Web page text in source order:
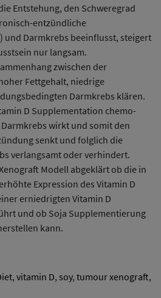
Entstehung, den Schweregrad
entzündliche
und Darmkrebs beeinflusst, steigert
nur langsam.
zwischen der
Fettgehalt, niedrige
Darmkrebs klären.
D Supplementation chemo-
Darmkrebs wirkt und somit den
senkt und folglich die
verlangsamt oder verhindert.
Modell abgeklärt ob die in
Expression des Vitamin D
erniedrigten Vitamin D
und ob Soja Supplementierung
kann.
, vitamin D, soy, tumour xenograft,